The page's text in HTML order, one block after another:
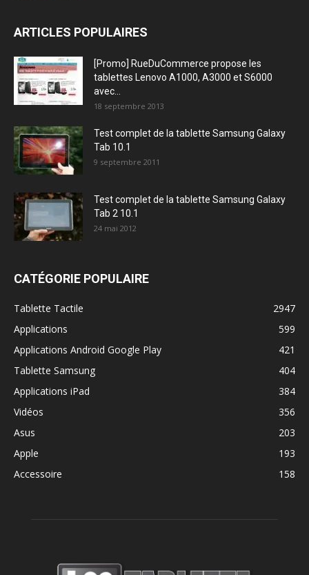
ARTICLES POPULAIRES
[Promo] RueDuCommerce propose les
tablettes Lenovo A1000, A3000 et S6000
avec...
18 septembre 2013
Test complet de la tablette Samsung Galaxy
Tab 10.1
9 septembre 2011
Test complet de la tablette Samsung Galaxy
Tab 2 10.1
24 mai 2012
CATÉGORIE POPULAIRE
Tablette Tactile
2947
Applications
599
Applications Android Google Play
421
Tablette Samsung
404
Applications iPad
384
Vidéos
356
Asus
203
Apple
193
Accessoire
158